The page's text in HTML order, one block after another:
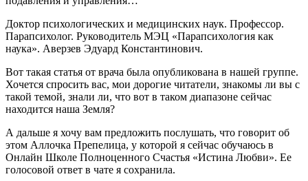
Доктор психологических и медицинских наук. Профессор.
Парапсихолог. Руководитель МЭЦ «Парапсихология как
наука». Аверзев Эдуард Константинович.
Вот такая статья от врача была опубликована в нашей группе.
Хочется спросить вас, мои дорогие читатели, знакомы ли вы с
такой темой, знали ли, что вот в таком диапазоне сейчас
находится наша Земля?
А дальше я хочу вам предложить послушать, что говорит об
этом Аллочка Препелица, у которой я сейчас обучаюсь в
Онлайн Школе Полноценного Счастья «Истина Любви». Ее
голосовой ответ в чате я сохранила.